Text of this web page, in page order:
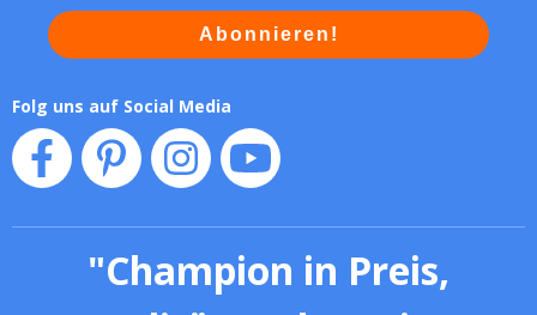
Abonnieren!
Folg uns auf Social Media
"Champion in Preis,